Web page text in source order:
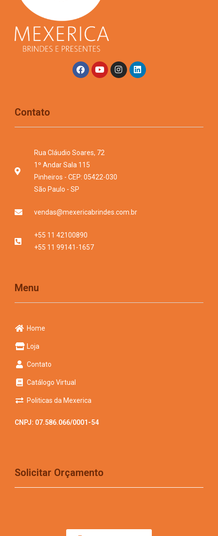
Contato
Rua Cláudio Soares, 72
1º Andar Sala 115
Pinheiros - CEP: 05422-030
São Paulo - SP
vendas@mexericabrindes.com.br
+55 11 42100890
+55 11 99141-1657
Menu
Home
Loja
Contato
Catálogo Virtual
Politicas da Mexerica
CNPJ: 07.586.066/0001-54
Solicitar Orçamento